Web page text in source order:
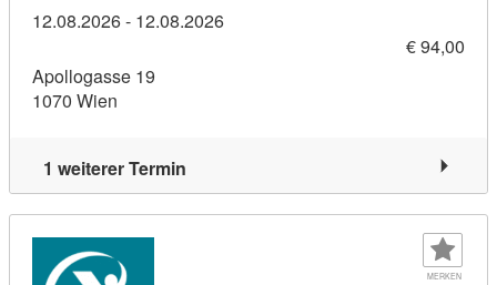
12.08.2026 - 12.08.2026
€ 94,00
Apollogasse 19
1070 Wien
1 weiterer Termin
MERKEN